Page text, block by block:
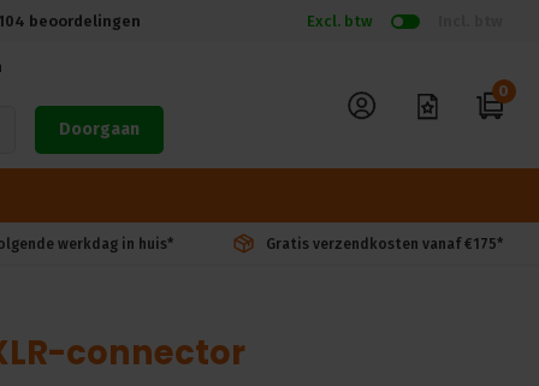
104 beoordelingen Excl. btw
Doorgaan
0
werkdag in huis* Gratis verzendkosten vanaf €175*
connector